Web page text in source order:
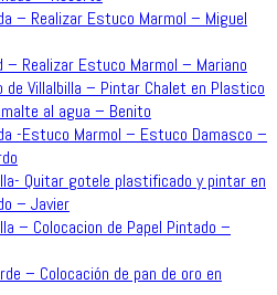
– Realizar Estuco Marmol – Miguel
– Realizar Estuco Marmol – Mariano
de Villalbilla – Pintar Chalet en Plastico
al agua – Benito
-Estuco Marmol – Estuco Damasco –
Quitar gotele plastificado y pintar en
– Javier
– Colocacion de Papel Pintado –
– Colocación de pan de oro en